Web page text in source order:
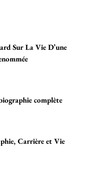
Sur La Vie D’une
complète
Carrière et Vie